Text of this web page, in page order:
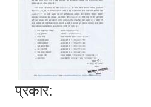
प्रकार: